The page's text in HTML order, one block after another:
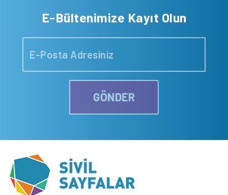
E-Bültenimize Kayıt Olun
GÖNDER